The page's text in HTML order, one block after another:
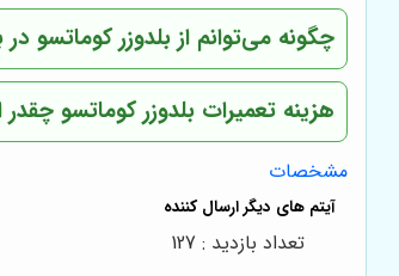
چگونه می‌توانم از بلدوزر کوماتسو
هزینه تعمیرات بلدوزر کوماتسو
مشخصات
تعداد بازدید : 127